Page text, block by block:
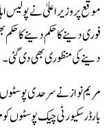
موقع پر وزیراعلیٰ نے
فوری دینے کا حکم دینے کا
دینے کی منظوری بھی دی گئی۔
مریم نواز نے سرحدی
بارڈر سکیورٹی چیک پوسٹوں